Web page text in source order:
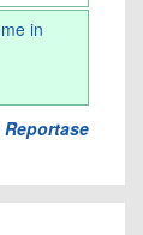
in
Reportase